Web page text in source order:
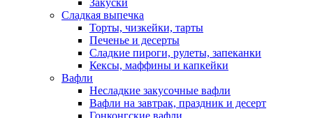
Сладкая выпечка
Торты, чизкейки, тарты
Печенье и десерты
Сладкие пироги, рулеты, запеканки
Кексы, маффины и капкейки
Вафли
Несладкие закусочные вафли
Вафли на завтрак, праздник и десерт
Гонконгские вафли